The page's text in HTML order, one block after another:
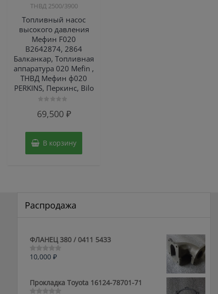
ТНВД 2500/3900
Топливный насос
высокого давления
Мефин F020
B2642874, 2864
Балканкар, Топливная
аппаратура 020 Mefin ,
ТНВД Мефин ф020
PERKINS, Перкинс, Bilo
0
69,500 ₽
В корзину
Распродажа
ФЛАНЕЦ 380 / 0411 5433
Оценка
5
10,000 ₽
Прокладка Toyota 16124-78701-71